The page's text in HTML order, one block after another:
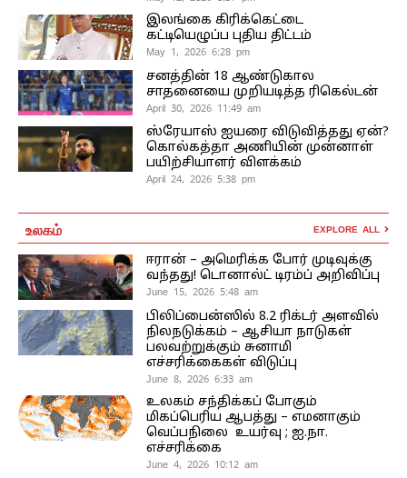
இலங்கை கிரிக்கெட்டை
கட்டியெழுப்ப புதிய திட்டம்
May 1, 2026 6:28 pm
சனத்தின் 18 ஆண்டுகால
சாதனையை முறியடித்த ரிகெல்டன்
April 30, 2026 11:49 am
ஸ்ரேயாஸ் ஐயரை விடுவித்தது ஏன்?
கொல்கத்தா அணியின் முன்னாள்
பயிற்சியாளர் விளக்கம்
April 24, 2026 5:38 pm
உலகம் EXPLORE ALL
ஈரான் – அமெரிக்க போர் முடிவுக்கு
வந்தது! டொனால்ட் டிரம்ப் அறிவிப்பு
June 15, 2026 5:48 am
பிலிப்பைன்ஸில் 8.2 ரிக்டர் அளவில்
நிலநடுக்கம் – ஆசியா நாடுகள்
பலவற்றுக்கும் சுனாமி
எச்சரிக்கைகள் விடுப்பு
June 8, 2026 6:33 am
உலகம் சந்திக்கப் போகும்
மிகப்பெரிய ஆபத்து – எமனாகும்
வெப்பநிலை உயர்வு ; ஐ.நா.
எச்சரிக்கை
June 4, 2026 10:12 am